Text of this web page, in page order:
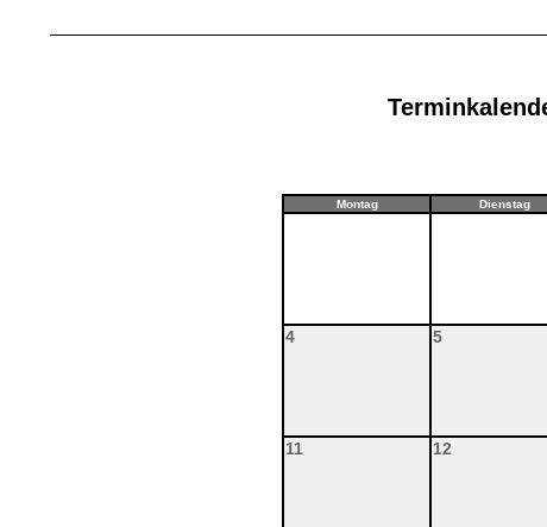
Montag
Dienstag
4 5
11 12